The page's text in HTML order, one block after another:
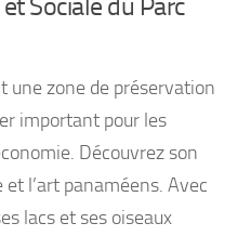
une zone de préservation
important pour les
Découvrez son
l’art panaméens. Avec
lacs et ses oiseaux